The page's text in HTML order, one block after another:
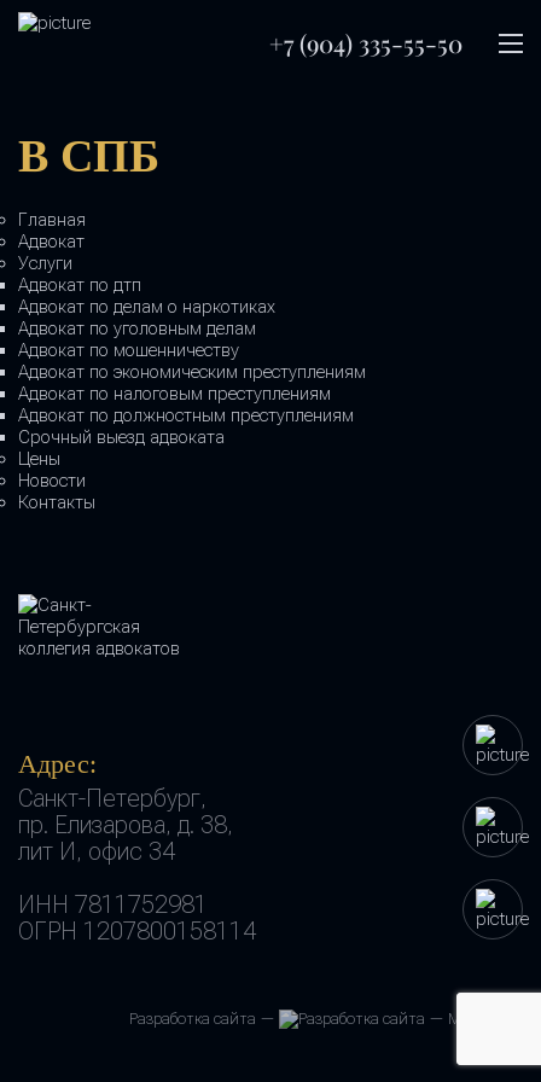
+7 (904) 335-55-50
В СПБ
Главная
Адвокат
Услуги
Адвокат по дтп
Адвокат по делам о наркотиках
Адвокат по уголовным делам
Адвокат по мошенничеству
Адвокат по экономическим преступлениям
Адвокат по налоговым преступлениям
Адвокат по должностным преступлениям
Срочный выезд адвоката
Цены
Новости
Контакты
Адрес:
Санкт-Петербург,
пр. Елизарова, д. 38,
лит И, офис 34
ИНН 7811752981
ОГРН 1207800158114
Разработка сайта —